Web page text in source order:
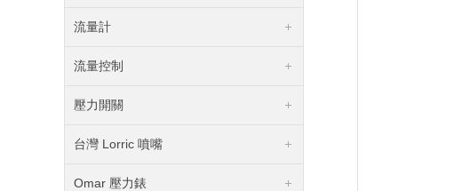
流量計
流量控制
壓力開關
台灣 Lorric 噴嘴
Omar 壓力錶